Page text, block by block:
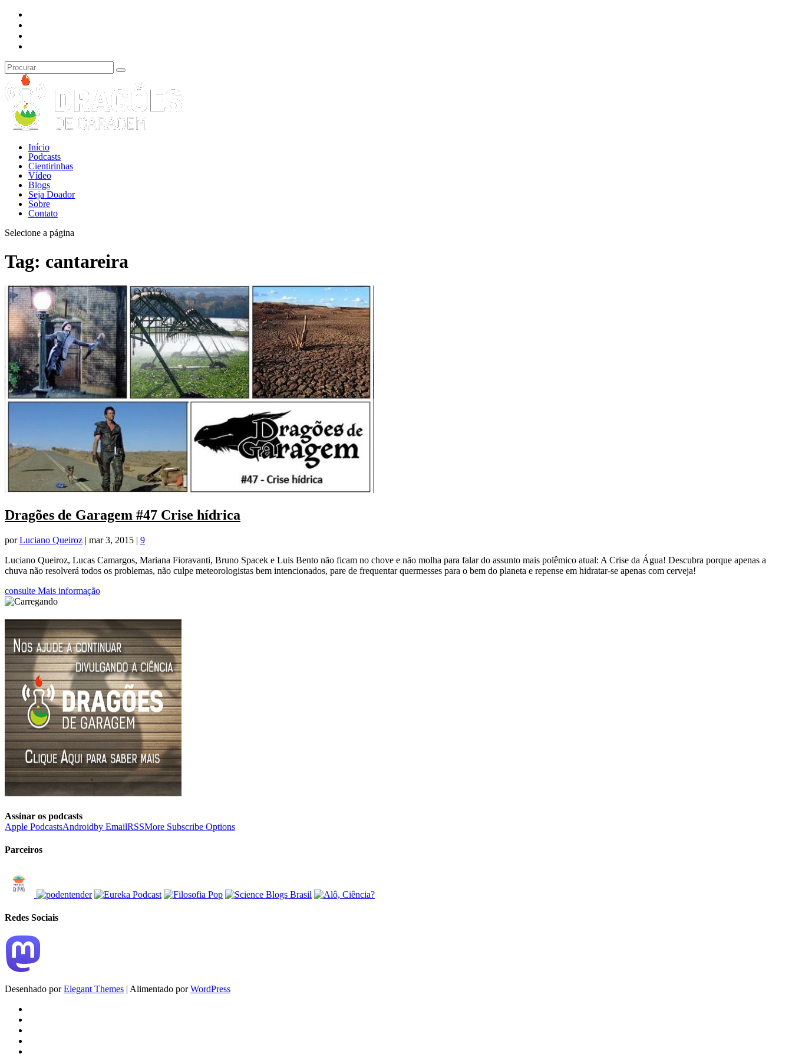
Início
Podcasts
Cientirinhas
Vídeo
Blogs
Seja Doador
Sobre
Contato
Selecione a página
Tag: cantareira
Dragões de Garagem #47 Crise hídrica
porLuciano Queiroz | mar 3, 2015 | 9
Luciano Queiroz, Lucas Camargos, Mariana Fioravanti, Bruno Spacek e Luis Bento não ficam no chove e não molha para falar do assunto mais polêmico atual: A Crise da Água! Descubra porque apenas a
chuva não resolverá todos os problemas, não culpe meteorologistas bem intencionados, pare de frequentar quermesses para o bem do planeta e repense em hidratar-se apenas com cerveja!
consulte Mais informação
Assinar os podcasts
Apple PodcastsAndroidby EmailRSSMore Subscribe Options
Parceiros
Redes Sociais
Desenhado porElegant Themes | Alimentado porWordPress